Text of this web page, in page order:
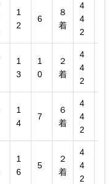
1
2
6
８
着
4
4
2
1
3
1
0
２
着
4
4
2
1
4
7
６
着
4
4
2
1
6
5
２
着
4
4
2